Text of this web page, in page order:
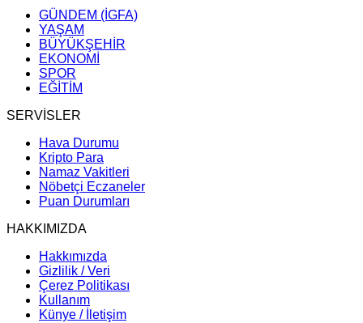
GÜNDEM (İGFA)
YAŞAM
BÜYÜKŞEHİR
EKONOMİ
SPOR
EĞİTİM
SERVİSLER
Hava Durumu
Kripto Para
Namaz Vakitleri
Nöbetçi Eczaneler
Puan Durumları
HAKKIMIZDA
Hakkımızda
Gizlilik / Veri
Çerez Politikası
Kullanım
Künye / İletişim